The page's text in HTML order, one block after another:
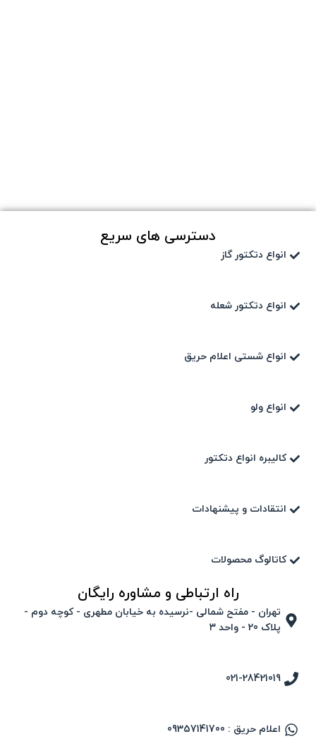
دسترسی های سریع
انواع دتکتور گاز
انواع دتکتور شعله
انواع شستی اعلام حریق
انواع ولو
کالیبره انواع دتکتور
انتقادات و پیشنهادات
کاتالوگ محصولات
راه ارتباطی و مشاوره رایگان
تهران - مفتح شمالی -نرسیده به خیابان مطهری - کوچه دوم -
پلاک 20 - واحد ۳
021-28421019
اعلام حریق : 09357141700